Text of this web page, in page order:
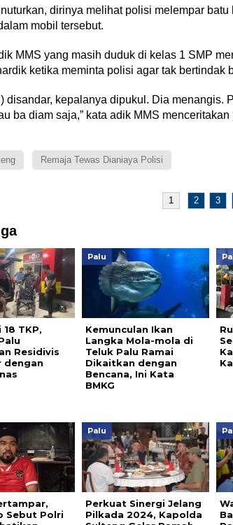
dirinya melihat polisi melempar
mobil tersebut.
MMS yang masih duduk di kelas 1 SMP
ketika meminta polisi agar tak bertindak
disandar, kepalanya dipukul. Dia menangis.
ba diam saja,” kata adik MMS
Remaja Tewas Dianiaya Polisi
1 2 3
TKP,
Residivis
dengan
Palu
Kemunculan Ikan
Langka Mola-mola di
Teluk Palu Ramai
Dikaitkan dengan
Bencana, Ini Kata
BMKG
Sebut Polri
Palu
Perkuat Sinergi Jelang
Pilkada 2024, Kapolda